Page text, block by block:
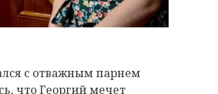
с отважным парнем
что Георгий мечет